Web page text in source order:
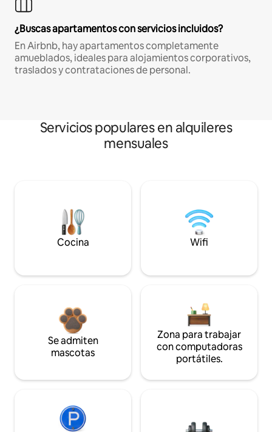
¿Buscas apartamentos con servicios incluidos?
En Airbnb, hay apartamentos completamente
amueblados, ideales para alojamientos corporativos,
traslados y contrataciones de personal.
Servicios populares en alquileres
mensuales
Cocina Wifi
Se admiten
mascotas
Zona para trabajar
con computadoras
portátiles.